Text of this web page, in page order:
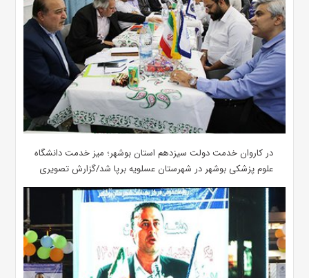
در کاروان خدمت دولت سیزدهم استان بوشهر؛ میز خدمت دانشگاه
علوم پزشکی بوشهر در شهرستان عسلویه برپا شد/گزارش تصویری